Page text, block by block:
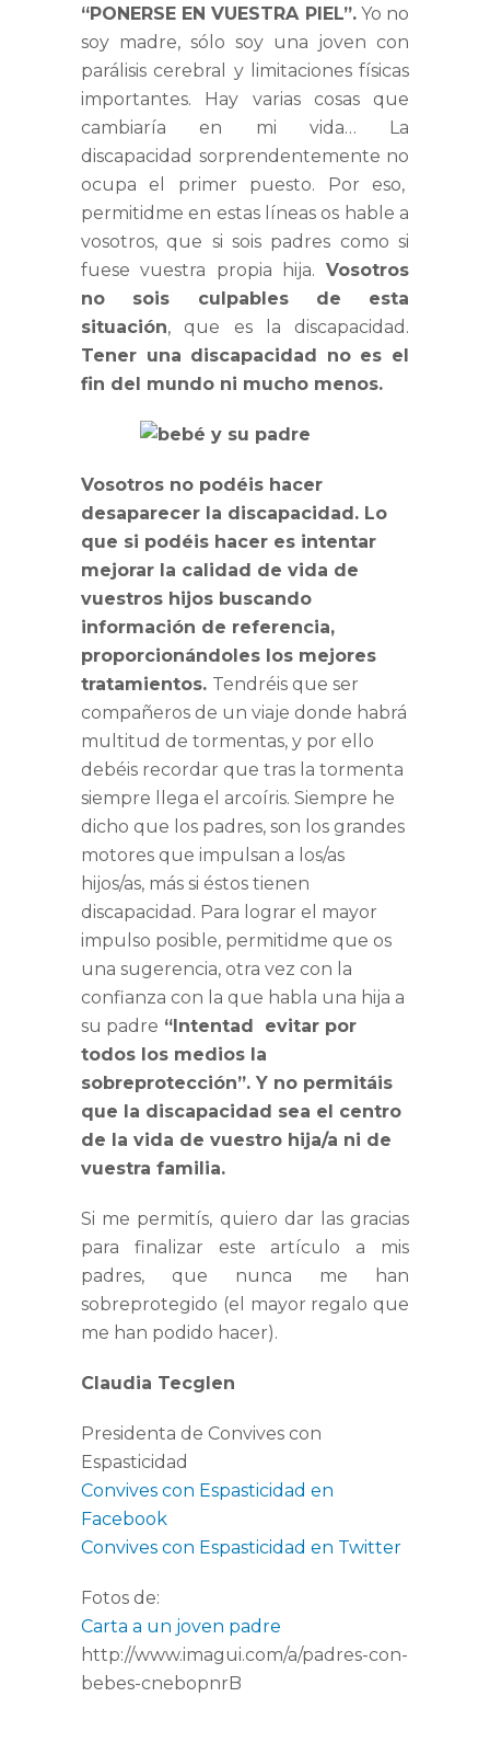
“PONERSE EN VUESTRA PIEL”.Yo no
soy madre, sólo soy una joven con
parálisis cerebral y limitaciones físicas
importantes. Hay varias cosas que
cambiaría en mi vida… La
discapacidad sorprendentemente no
ocupa el primer puesto. Por eso,
permitidme en estas líneas os hable a
vosotros, que si sois padres como si
fuese vuestra propia hija. Vosotros
no sois culpables de esta
situación, que es la discapacidad.
Tener una discapacidad no es el
fin del mundo ni mucho menos.
Vosotros no podéis hacer
desaparecer la discapacidad. Lo
que si podéis hacer es intentar
mejorar la calidad de vida de
vuestros hijos buscando
información de referencia,
proporcionándoles los mejores
tratamientos. Tendréis que ser
compañeros de un viaje donde habrá
multitud de tormentas, y por ello
debéis recordar que tras la tormenta
siempre llega el arcoíris. Siempre he
dicho que los padres, son los grandes
motores que impulsan a los/as
hijos/as, más si éstos tienen
discapacidad. Para lograr el mayor
impulso posible, permitidme que os
una sugerencia, otra vez con la
confianza con la que habla una hija a
su padre “Intentad evitar por
todos los medios la
sobreprotección”. Y no permitáis
que la discapacidad sea el centro
de la vida de vuestro hija/a ni de
vuestra familia.
Si me permitís, quiero dar las gracias
para finalizar este artículo a mis
padres, que nunca me han
sobreprotegido (el mayor regalo que
me han podido hacer).
Claudia Tecglen
Presidenta de Convives con
Espasticidad
Convives con Espasticidad en
Facebook
Convives con Espasticidad en Twitter
Fotos de:
Carta a un joven padre
http://www.imagui.com/a/padres-con-
bebes-cnebopnrB